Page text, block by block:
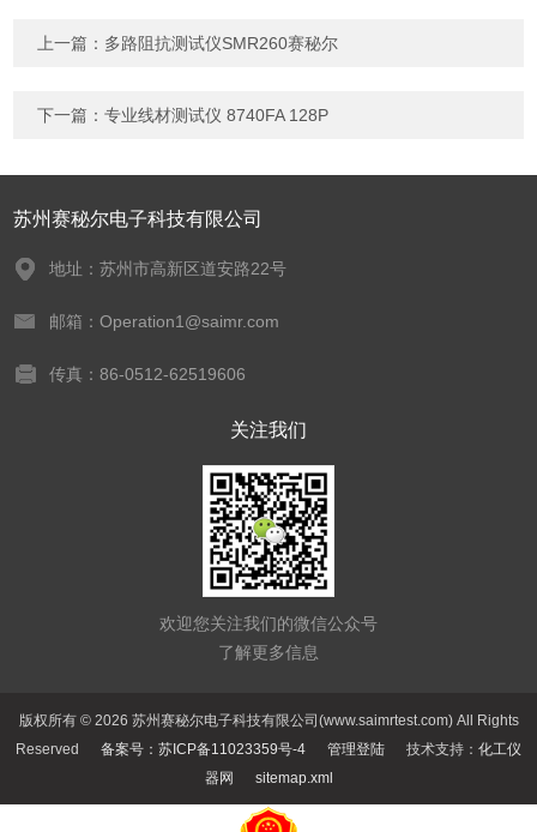
上一篇： 多路阻抗测试仪SMR260赛秘尔
下一篇：专业线材测试仪 8740FA 128P
苏州赛秘尔电子科技有限公司
地址：苏州市高新区道安路22号
邮箱：Operation1@saimr.com
传真：86-0512-62519606
关注我们
欢迎您关注我们的微信公众号
了解更多信息
版权所有 © 2026 苏州赛秘尔电子科技有限公司(www.saimrtest.com) All Rights
Reserved 备案号：苏ICP备11023359号-4 管理登陆 技术支持： 化工仪
器网
sitemap.xml